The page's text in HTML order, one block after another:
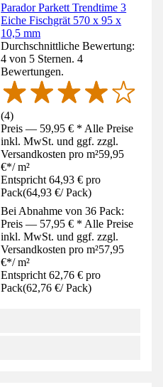
Parador Parkett Trendtime 3
Eiche Fischgrät 570 x 95 x
10,5 mm
Durchschnittliche Bewertung:
4 von 5 Sternen. 4
Bewertungen.
(4)
Preis — 59,95 € * Alle Preise
inkl. MwSt. und ggf. zzgl.
Versandkosten pro m²59,95
€*/ m²
Entspricht 64,93 € pro
Pack(64,93 €/ Pack)
Bei Abnahme von 36 Pack:
Preis — 57,95 € * Alle Preise
inkl. MwSt. und ggf. zzgl.
Versandkosten pro m²57,95
€*/ m²
Entspricht 62,76 € pro
Pack(62,76 €/ Pack)